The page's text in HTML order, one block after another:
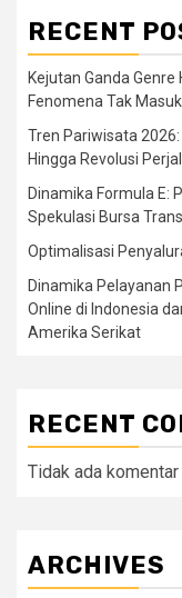
RECENT
Kejutan Ganda
Fenomena Tak
Tren Pariwisata
Hingga Revolusi
Dinamika Formula E:
Spekulasi Bursa
Optimalisasi
Dinamika Pelayanan
Online di Indonesia
Amerika Serikat
RECENT
Tidak ada
ARCHIVES